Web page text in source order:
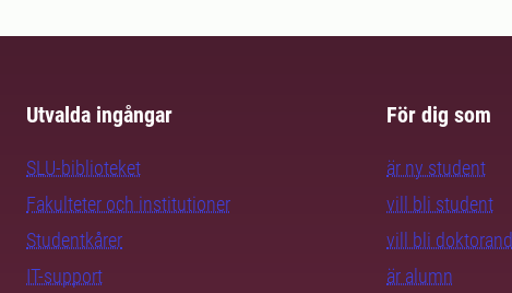
Utvalda ingångar
SLU-biblioteket
Fakulteter och institutioner
Studentkårer
IT-support
För dig som
är ny student
vill bli student
vill bli doktorand
är alumn